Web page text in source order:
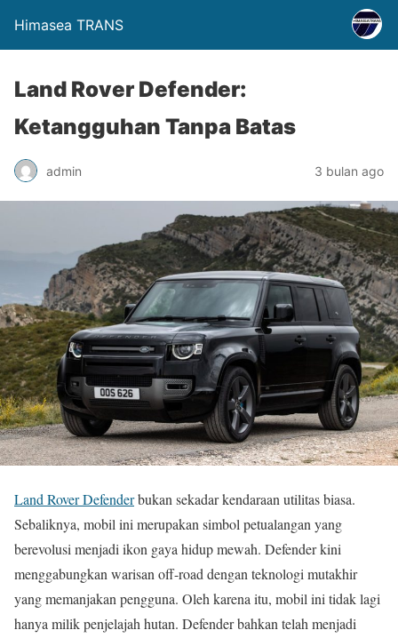
Himasea TRANS
Land Rover Defender:
Ketangguhan Tanpa Batas
admin 3 bulan ago
Land Rover Defenderbukan sekadar kendaraan utilitas biasa.
Sebaliknya, mobil ini merupakan simbol petualangan yang
berevolusi menjadi ikon gaya hidup mewah. Defender kini
menggabungkan warisan off-road dengan teknologi mutakhir
yang memanjakan pengguna. Oleh karena itu, mobil ini tidak lagi
hanya milik penjelajah hutan. Defender bahkan telah menjadi